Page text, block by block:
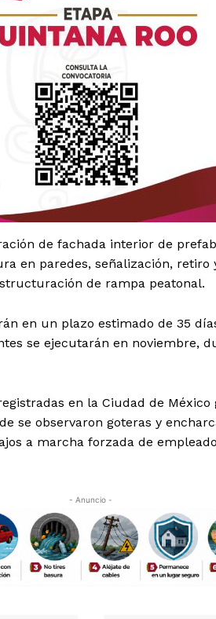
Luces
Del Siglo
de fachada interior de
en paredes, señalización, retiro
de rampa peatonal.
en un plazo estimado de 35
se ejecutarán en noviembre,
en la Ciudad de
se observaron goteras y
a marcha forzada de
- Anuncio -